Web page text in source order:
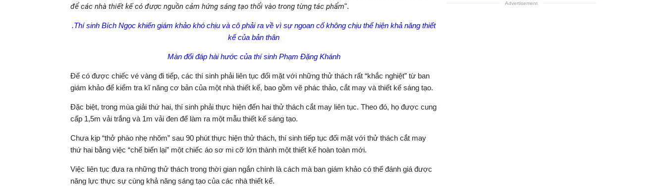
để các nhà thiết kế có được nguồn cảm hứng sáng tạo thổi vào trong từng tác phẩm".
.Thí sinh Bích Ngọc khiến giám khảo khó chịu và cô phải ra về vì sự ngoan cố không chịu thể hiện khả năng thiết
kế của bản thân
Màn đối đáp hài hước của thí sinh Phạm Đặng Khánh
Để có được chiếc vé vàng đi tiếp, các thí sinh phải liên tục đối mặt với những thử thách rất “khắc nghiệt” từ ban
giám khảo để kiểm tra kĩ năng cơ bản của một nhà thiết kế, bao gồm vẽ phác thảo, cắt may và thiết kế sáng tạo.
Đặc biệt, trong mùa giải thứ hai, thí sinh phải thực hiện đến hai thử thách cắt may liên tục. Theo đó, họ được cung
cấp 1,5m vải trắng và 1m vải đen để làm ra một mẫu thiết kế sáng tạo.
Chưa kịp “thở phào nhẹ nhõm” sau 90 phút thực hiện thử thách, thí sinh tiếp tục đối mặt với thử thách cắt may
thứ hai bằng việc “chế biến lại” một chiếc áo sơ mi cỡ lớn thành một thiết kế hoàn toàn mới.
Việc liên tục đưa ra những thử thách trong thời gian ngắn chính là cách mà ban giám khảo có thể đánh giá được
năng lực thực sự cùng khả năng sáng tạo của các nhà thiết kế.
Advertisement